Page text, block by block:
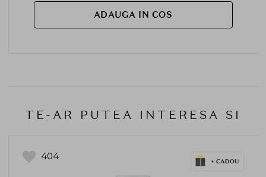
ADAUGA IN COS
TE-AR PUTEA INTERESA SI
404